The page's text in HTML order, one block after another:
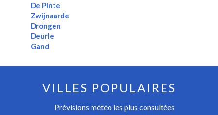
De Pinte
Zwijnaarde
Drongen
Deurle
Gand
VILLES POPULAIRES
Prévisions météo les plus consultées